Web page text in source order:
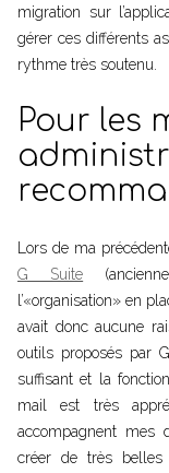
migration sur
gérer ces différents
rythme très soutenu.
Pour les
Lors de ma
G Suite
l’«organisation» en
avait donc aucune
outils proposés par
suffisant et la
mail est très
accompagnent mes
créer de très belles